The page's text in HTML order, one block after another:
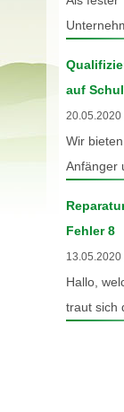
auf
20.05.2020
Wir
Anfänger
Fehler 8
13.05.2020
Hallo,
traut sich